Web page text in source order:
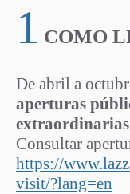
1 COMO
De abril a
aperturas
Consultar
https://
visit/?lang=en